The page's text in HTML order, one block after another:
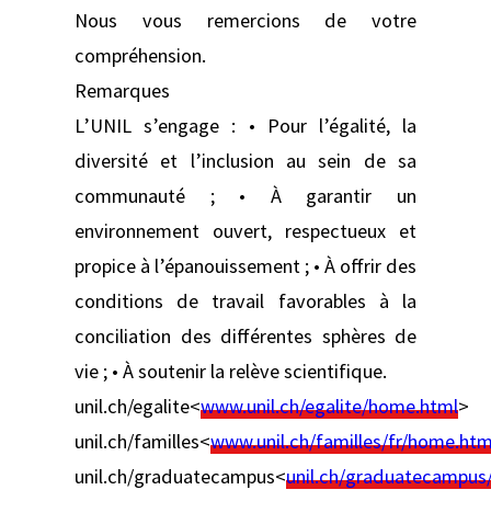
Nous vous remercions de votre
compréhension.
Remarques
L’UNIL s’engage : • Pour l’égalité, la
diversité et l’inclusion au sein de sa
communauté ; • À garantir un
environnement ouvert, respectueux et
propice à l’épanouissement ; • À offrir des
conditions de travail favorables à la
conciliation des différentes sphères de
vie ; • À soutenir la relève scientifique.
unil.ch/egalite<www.unil.ch/egalite/home.html>
unil.ch/familles<www.unil.ch/familles/fr/
unil.ch/graduatecampus<unil.ch/